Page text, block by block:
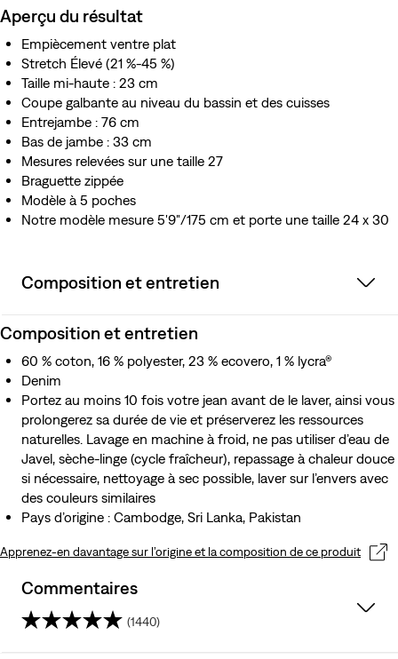
Aperçu du résultat
Empiècement ventre plat
Stretch Élevé (21 %-45 %)
Taille mi-haute : 23 cm
Coupe galbante au niveau du bassin et des cuisses
Entrejambe : 76 cm
Bas de jambe : 33 cm
Mesures relevées sur une taille 27
Braguette zippée
Modèle à 5 poches
Notre modèle mesure 5'9"/175 cm et porte une taille 24 x 30
Composition et entretien
Composition et entretien
60 % coton, 16 % polyester, 23 % ecovero, 1 % lycra®
Denim
Portez au moins 10 fois votre jean avant de le laver, ainsi vous
prolongerez sa durée de vie et préserverez les ressources
naturelles. Lavage en machine à froid, ne pas utiliser d’eau de
Javel, sèche-linge (cycle fraîcheur), repassage à chaleur douce
si nécessaire, nettoyage à sec possible, laver sur l’envers avec
des couleurs similaires
Pays d’origine : Cambodge, Sri Lanka, Pakistan
Apprenez-en davantage sur l’origine et la composition de ce produit
Commentaires
(1440)